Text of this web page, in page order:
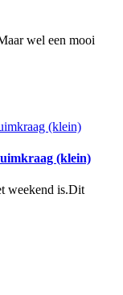
wel een mooi
(klein)
weekend is.Dit